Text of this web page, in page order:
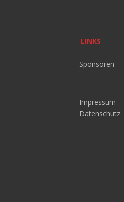
LINKS
Sponsoren
Impressum
Datenschutz